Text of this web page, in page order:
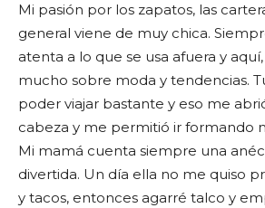
Mi pasión por los zapatos, las
general viene de muy chica.
atenta a lo que se usa afuera y
mucho sobre moda y tendencias.
poder viajar bastante y eso me
cabeza y me permitió ir formando
Mi mamá cuenta siempre una
divertida. Un día ella no me quiso
y tacos, entonces agarré talco y